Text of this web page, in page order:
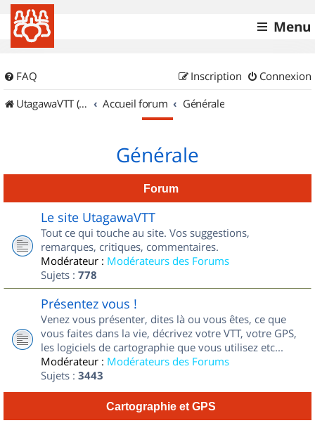
Menu
FAQ Connexion
Inscription
UtagawaVTT (Randos VTT et VTTAE avec traces GPS)
Accueil forum Générale
Générale
Forum
Le site UtagawaVTT
Tout ce qui touche au site. Vos suggestions,
remarques, critiques, commentaires.
Modérateur : Modérateurs des Forums
Sujets : 778
Présentez vous !
Venez vous présenter, dites là ou vous êtes, ce que
vous faites dans la vie, décrivez votre VTT, votre GPS,
les logiciels de cartographie que vous utilisez etc...
Modérateur : Modérateurs des Forums
Sujets : 3443
Cartographie et GPS